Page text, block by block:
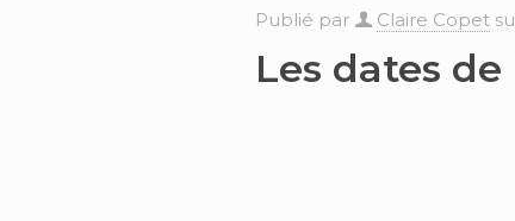
Publié par Claire Copet
Les dates